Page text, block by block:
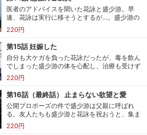
能です。5段階の年齢区分から選択できま
す。
スマホなどでRakuten TVを視聴する際のデ
視聴年齢制限の変更時にパスコード入力が
求められるのでお子さまがいても安心で
す。
メルマガの配信停止、配信先のメールアド
レスの変更が可能です。
を思い出す。花詠が抱いてきた思いとは…？沈
文琅は高途の仕事の引き継ぎ状況が気になる。
医者のアドバイスを聞いた花詠と盛少游。早
速、花詠は実行に移そうとするが…。盛少游の
ためにおいしい朝食の作り方を学んだ花詠は、
盛少游に褒められたのでご褒美をねだる。借金
取りから催促の電話が来た盛少清は、盛少游に
会いに会社までやって来る。高途がいなくて落
ち着かない沈文琅は、ささいな質問をチャット
で送る。
220円
第15話 妊娠した
自分も大ケガを負った花詠だったが、毒を飲ん
でしまった盛少游の体を心配し、治療も受けず
に盛少游のそばに付き添っていた。するとそこ
に、高途の件でイライラが最高レベルに達して
いた沈文琅が現れる。高途は妹の付き添いで花
詠たちと同じ病院内にいた。沈文琅とは距離を
取り続けていたが、偶然にも見つかってしま
い…。
220円
第16話（最終話） 止まらない欲望と愛
公開プロポーズの件で盛少游は父親に呼ばれ
る。友人たちも盛少游と花詠を祝おうと、集ま
りを開く。沈文琅は高途の父親に連絡するが、
事態は思わぬ方向に…。お互いに深く愛し合う
220円